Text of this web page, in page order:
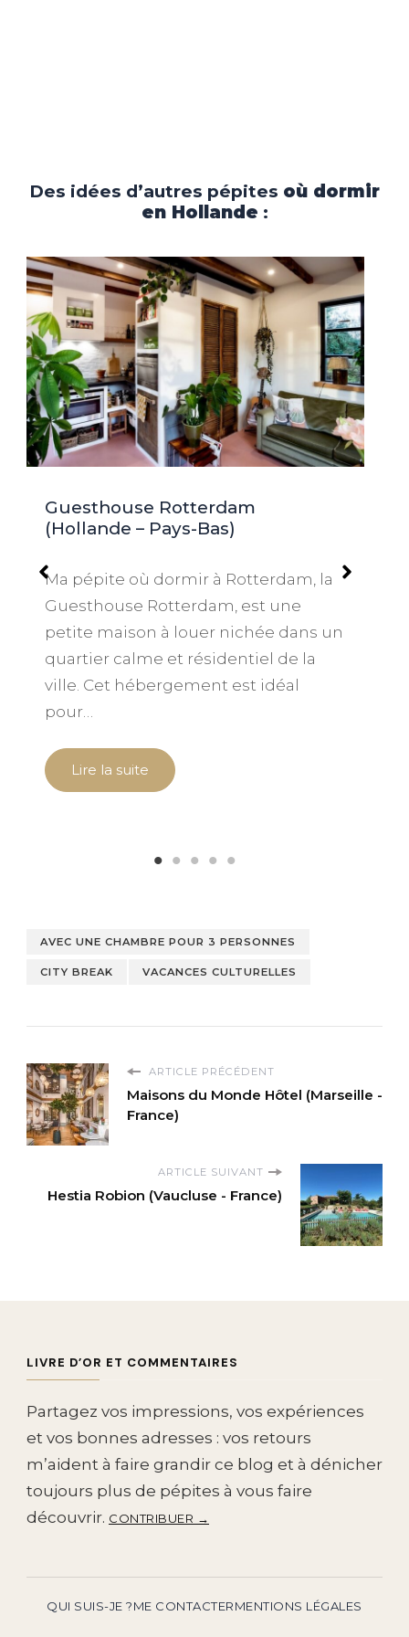
Des idées d’autres pépites où dormir
en Hollande :
Guesthouse Rotterdam
(Hollande – Pays-Bas)
Ma pépite où dormir à Rotterdam, la
Guesthouse Rotterdam, est une
petite maison à louer nichée dans un
quartier calme et résidentiel de la
ville. Cet hébergement est idéal
pour…
Lire la suite
AVEC UNE CHAMBRE POUR 3 PERSONNES
CITY BREAK VACANCES CULTURELLES
ARTICLE PRÉCÉDENT
Maisons du Monde Hôtel (Marseille -
France)
ARTICLE SUIVANT
Hestia Robion (Vaucluse - France)
LIVRE D’OR ET COMMENTAIRES
Partagez vos impressions, vos expériences
et vos bonnes adresses : vos retours
m’aident à faire grandir ce blog et à dénicher
toujours plus de pépites à vous faire
découvrir. CONTRIBUER →
QUI SUIS-JE ?ME CONTACTERMENTIONS LÉGALES